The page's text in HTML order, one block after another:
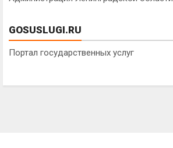
GOSUSLUGI.RU
Портал государственных услуг